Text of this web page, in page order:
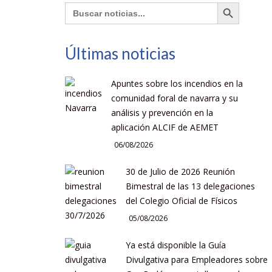
Buscar:
Últimas noticias
Apuntes sobre los incendios en la
comunidad foral de navarra y su
análisis y prevención en la
aplicación ALCIF de AEMET
06/08/2026
30 de Julio de 2026 Reunión
Bimestral de las 13 delegaciones
del Colegio Oficial de Físicos
05/08/2026
Ya está disponible la Guía
Divulgativa para Empleadores sobre